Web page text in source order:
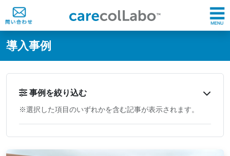
@ -0,0 +1,60 @@
導入事例
事例を絞り込む
※選択した項目のいずれかを含む記事が表示されます。